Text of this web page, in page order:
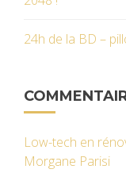
24h de la BD –
Low-tech en
Morgane Parisi